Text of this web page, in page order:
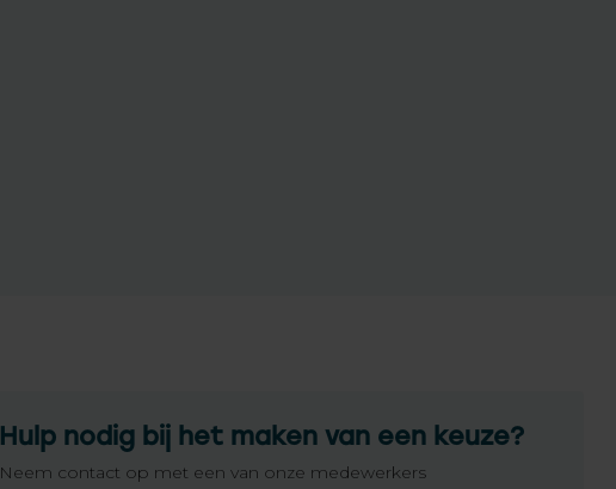
Hulp nodig bij het maken van een keuze?
Neem contact op met een van onze medewerkers